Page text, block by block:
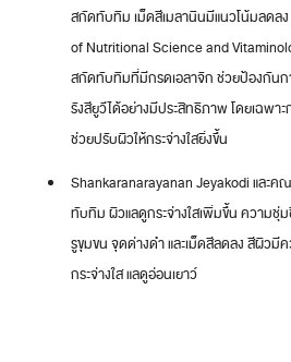
สกัดทับทิม เม็ดสีเมลานินมีแนวโน้มลดล
of Nutritional Science and
สกัดทับทิมที่มีกรดเอลาจิก ช่วยป้องกันก
รังสียูวีได้อย่างมีประสิทธิภาพ โดยเฉพา
ช่วยปรับผิวให้กระจ่างใสยิ่งขึ้น
Shankaranarayanan Jeyakodi และ
ทับทิม ผิวแลดูกระจ่างใสเพิ่มขึ้น ความชุ่
รูขุมขน จุดด่างดำ และเม็ดสีลดลง สีผิวมี
กระจ่างใส แลดูอ่อนเยาว์